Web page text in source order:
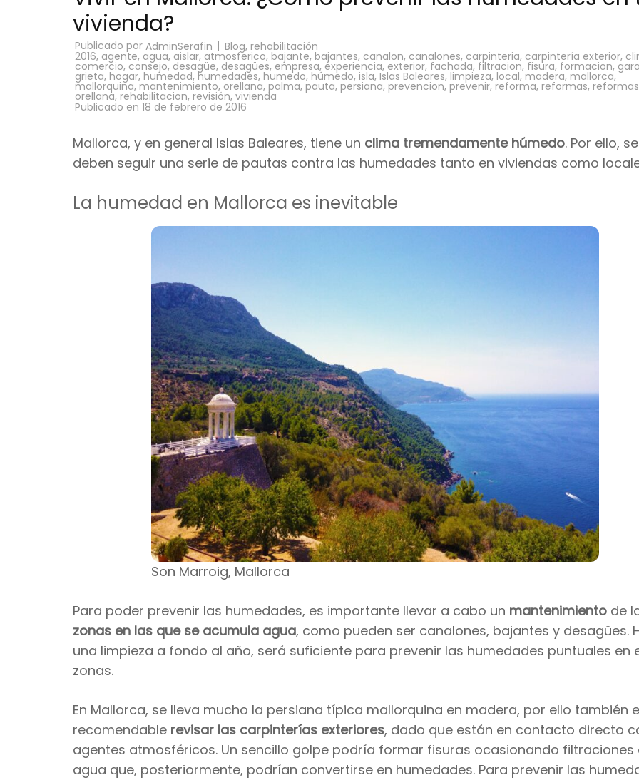
vivienda?
Publicado por AdminSerafin Blog, rehabilitación
2016, agente, agua, aislar, atmosferico, bajante, bajantes, canalon, canalones, carpinteria, carpintería exterior,
comercio, consejo, desagüe, desagües, empresa, experiencia, exterior, fachada, filtracion, fisura, formacion,
grieta, hogar, humedad, humedades, humedo, húmedo, isla, Islas Baleares, limpieza, local, madera, mallorca,
mallorquina, mantenimiento, orellana, palma, pauta, persiana, prevencion, prevenir, reforma, reformas, reformas
orellana, rehabilitacion, revisión, vivienda
Publicado en 18 de febrero de 2016
Mallorca, y en general Islas Baleares, tiene un clima tremendamente húmedo. Por ello, se
deben seguir una serie de pautas contra las humedades tanto en viviendas como
La humedad en Mallorca es inevitable
Son Marroig, Mallorca
Para poder prevenir las humedades, es importante llevar a cabo un mantenimiento de
zonas en las que se acumula agua, como pueden ser canalones, bajantes y desagües.
una limpieza a fondo al año, será suficiente para prevenir las humedades puntuales en
zonas.
En Mallorca, se lleva mucho la persiana típica mallorquina en madera, por ello también
recomendable revisar las carpinterías exteriores, dado que están en contacto directo
agentes atmosféricos. Un sencillo golpe podría formar fisuras ocasionando filtraciones
agua que, posteriormente, podrían convertirse en humedades. Para prevenir las